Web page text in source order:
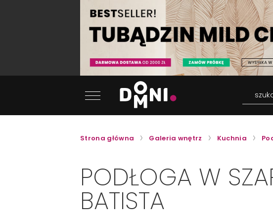
Strona główna Galeria wnętrz Kuchnia
PODŁOGA W
BATISTA